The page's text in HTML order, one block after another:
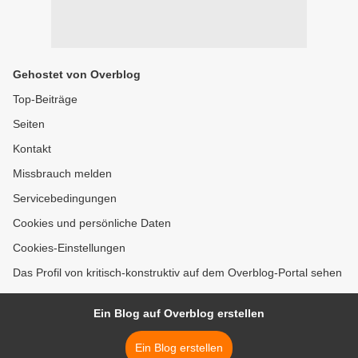
Gehostet von Overblog
Top-Beiträge
Seiten
Kontakt
Missbrauch melden
Servicebedingungen
Cookies und persönliche Daten
Cookies-Einstellungen
Das Profil von kritisch-konstruktiv auf dem Overblog-Portal sehen
Ein Blog auf Overblog erstellen
Ein Blog erstellen